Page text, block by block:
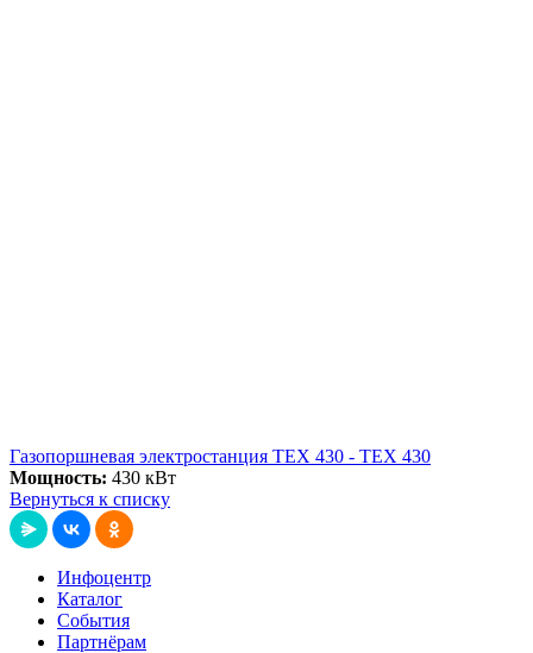
Газопоршневая электростанция ТЕХ 430 - ТЕХ 430
Мощность: 430 кВт
Вернуться к списку
Инфоцентр
Каталог
События
Партнёрам